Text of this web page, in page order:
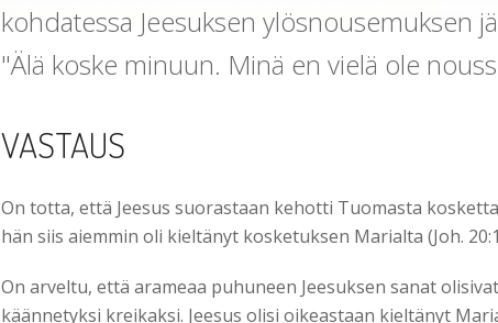
kohdatessa Jeesuksen ylösnousemuksen
"Älä koske minuun. Minä en vielä ole
VASTAUS
On totta, että Jeesus suorastaan kehotti Tuomasta
hän siis aiemmin oli kieltänyt kosketuksen Marialta (Joh.
On arveltu, että arameaa puhuneen Jeesuksen sanat
käännetyksi kreikaksi. Jeesus olisi oikeastaan kieltänyt